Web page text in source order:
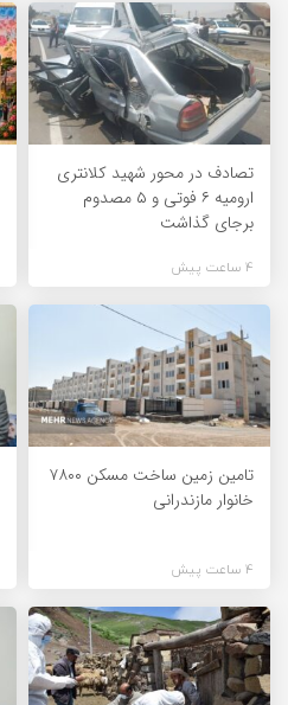
تصادف در محور شهید کلانتری
ارومیه ۶ فوتی و ۵ مصدوم
برجای گذاشت
4 ساعت پیش
تامین زمین ساخت مسکن ۷۸۰۰
خانوار مازندرانی
4 ساعت پیش